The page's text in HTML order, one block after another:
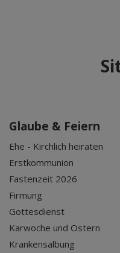
Glaube & Feiern
Ehe - Kirchlich heiraten
Erstkommunion
Fastenzeit 2026
Firmung
Gottesdienst
Karwoche und Ostern
Krankensalbung